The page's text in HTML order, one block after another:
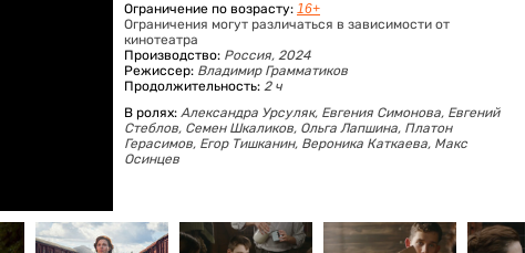
Ограничение по возрасту: 16+
Ограничения могут различаться в зависимости от
кинотеатра
Производство: Россия, 2024
Режиссер: Владимир Грамматиков
Продолжительность: 2 ч
В ролях: Александра Урсуляк, Евгения Симонова, Евгений
Стеблов, Семен Шкаликов, Ольга Лапшина, Платон
Герасимов, Егор Тишканин, Вероника Каткаева, Макс
Осинцев